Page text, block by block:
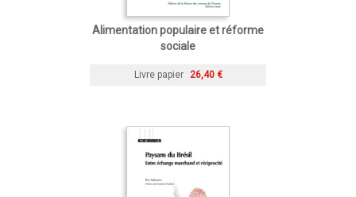
Alimentation populaire et réforme
sociale
Livre papier 26,40 €